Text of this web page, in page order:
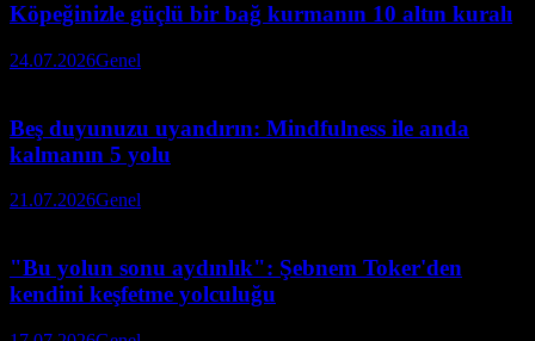
Köpeğinizle güçlü bir bağ kurmanın 10 altın kuralı
24.07.2026Genel
Beş duyunuzu uyandırın: Mindfulness ile anda
kalmanın 5 yolu
21.07.2026Genel
"Bu yolun sonu aydınlık": Şebnem Toker'den
kendini keşfetme yolculuğu